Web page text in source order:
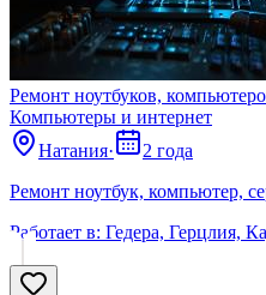
Ремонт ноутбуков,
Компьютеры и интернет
Натания·
2 года
Рeмонт ноутбук, компьютер,
Работает в: Гедера, Герцлия,